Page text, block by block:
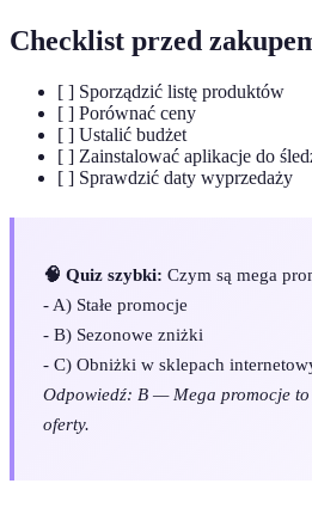
Checklist przed
[ ] Sporządzić listę produktów
[ ] Porównać ceny
[ ] Ustalić budżet
[ ] Zainstalować aplikacje do
[ ] Sprawdzić daty wyprzedaży
🧠 Quiz szybki: Czym są mega
- A) Stałe promocje
- B) Sezonowe zniżki
- C) Obniżki w sklepach
Odpowiedź: B — Mega promocje to
oferty.